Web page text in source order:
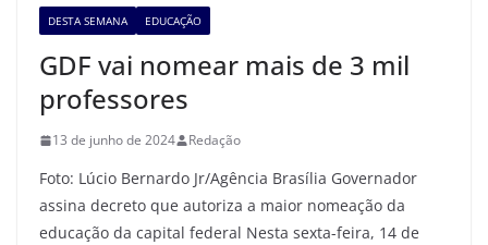
DESTA SEMANA EDUCAÇÃO
GDF vai nomear mais de 3 mil
professores
13 de junho de 2024 Redação
Foto: Lúcio Bernardo Jr/Agência Brasília Governador
assina decreto que autoriza a maior nomeação da
educação da capital federal Nesta sexta-feira, 14 de